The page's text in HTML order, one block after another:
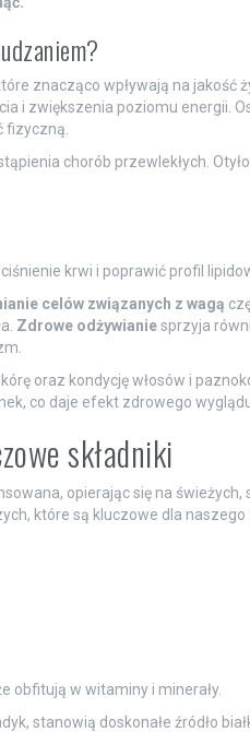
znacząco wpływają na jakość
i zwiększenia poziomu energii.
fizyczną.
chorób przewlekłych.
krwi i poprawić profil
celów związanych z wagą
Zdrowe odżywianiesprzyja
oraz kondycję włosów i
co daje efekt zdrowego
składniki
opierając się na świeżych,
które są kluczowe dla naszego
obfitują w witaminy i minerały.
stanowią doskonałe źródło